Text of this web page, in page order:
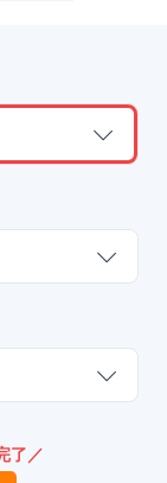
了／